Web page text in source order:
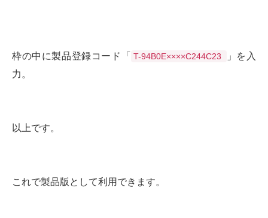
枠の中に製品登録コード「 T-94B0E××××C244C23
」を入
力。
以上です。
これで製品版として利用できます。